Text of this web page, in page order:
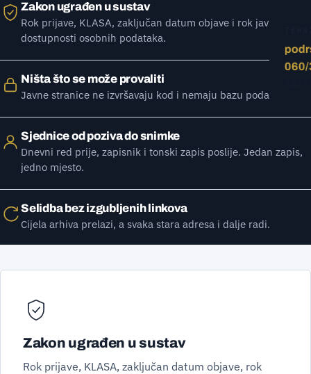
Zakon ugrađen u sustav
Rok prijave, KLASA, zaključan datum objave i rok javne
dostupnosti osobnih podataka.
Ništa što se može provaliti
Javne stranice ne izvršavaju kod i nemaju bazu podataka.
Sjednice od poziva do snimke
Dnevni red prije, zapisnik i tonski zapis poslije. Jedan zapis,
jedno mjesto.
Selidba bez izgubljenih linkova
Cijela arhiva prelazi, a svaka stara adresa i dalje radi.
Zakon ugrađen u sustav
Rok prijave, KLASA, zaključan datum objave, rok